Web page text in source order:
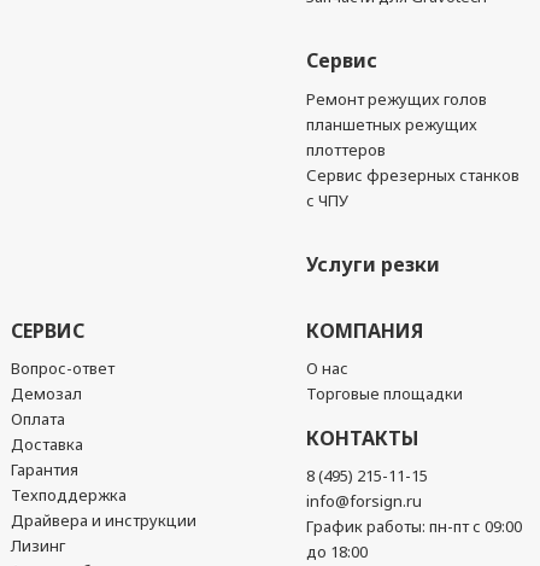
Сервис
Ремонт режущих голов
планшетных режущих
плоттеров
Сервис фрезерных станков
с ЧПУ
Услуги резки
СЕРВИС
Вопрос-ответ
Демозал
Оплата
Доставка
Гарантия
Техподдержка
Драйвера и инструкции
Лизинг
КОМПАНИЯ
О нас
Торговые площадки
КОНТАКТЫ
8 (495) 215-11-15
info@forsign.ru
График работы: пн-пт с 09:00
до 18:00